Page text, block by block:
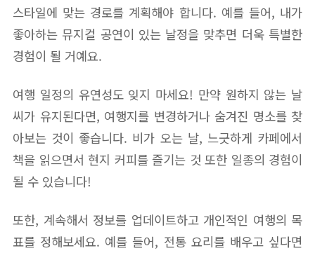
스타일에 맞는 경로를 계획해야 합니다. 예를 들어, 내가
좋아하는 뮤지컬 공연이 있는 날정을 맞추면 더욱 특별한
경험이 될 거예요.
여행 일정의 유연성도 잊지 마세요! 만약 원하지 않는 날
씨가 유지된다면, 여행지를 변경하거나 숨겨진 명소를 찾
아보는 것이 좋습니다. 비가 오는 날, 느긋하게 카페에서
책을 읽으면서 현지 커피를 즐기는 것 또한 일종의 경험이
될 수 있습니다!
또한, 계속해서 정보를 업데이트하고 개인적인 여행의 목
표를 정해보세요. 예를 들어, 전통 요리를 배우고 싶다면